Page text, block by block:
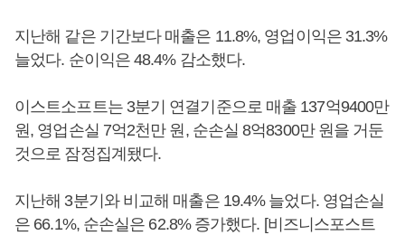
지난해 같은 기간보다 매출은 11.8%, 영업이익은 31.3%
늘었다. 순이익은 48.4% 감소했다.
이스트소프트는 3분기 연결기준으로 매출 137억9400만
원, 영업손실 7억2천만 원, 순손실 8억8300만 원을 거둔
것으로 잠정집계됐다.
지난해 3분기와 비교해 매출은 19.4% 늘었다. 영업손실
은 66.1%, 순손실은 62.8% 증가했다. [비즈니스포스트